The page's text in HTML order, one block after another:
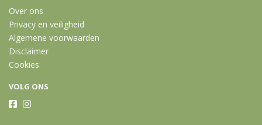
Over ons
Privacy en veiligheid
Algemene voorwaarden
Disclaimer
Cookies
VOLG ONS